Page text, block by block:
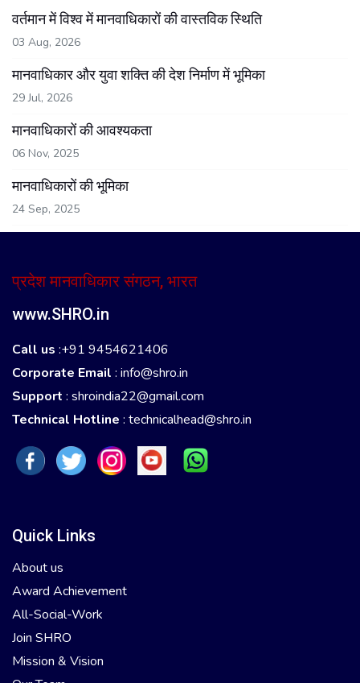
वर्तमान में विश्व में मानवाधिकारों की वास्तविक स्थिति
03 Aug, 2026
मानवाधिकार और युवा शक्ति की देश निर्माण में भूमिका
29 Jul, 2026
मानवाधिकारों की आवश्यकता
06 Nov, 2025
मानवाधिकारों की भूमिका
24 Sep, 2025
प्रदेश मानवाधिकार संगठन, भारत
www.SHRO.in
Call us :+91 9454621406
Corporate Email : info@shro.in
Support : shroindia22@gmail.com
Technical Hotline : technicalhead@shro.in
Quick Links
About us
Award Achievement
All-Social-Work
Join SHRO
Mission & Vision